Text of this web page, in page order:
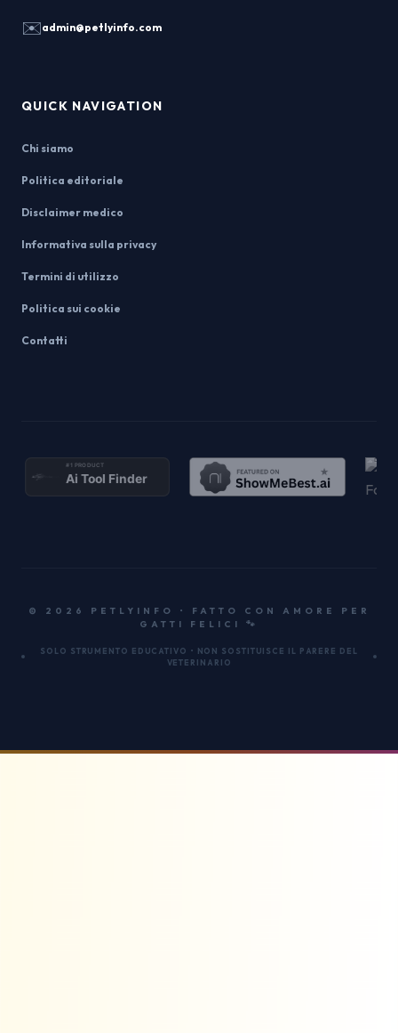
✉️admin@petlyinfo.com
QUICK NAVIGATION
Chi siamo
Politica editoriale
Disclaimer medico
Informativa sulla privacy
Termini di utilizzo
Politica sui cookie
Contatti
© 2026 PETLYINFO • FATTO CON AMORE PER
GATTI FELICI 🐾
SOLO STRUMENTO EDUCATIVO • NON SOSTITUISCE IL PARERE DEL
VETERINARIO